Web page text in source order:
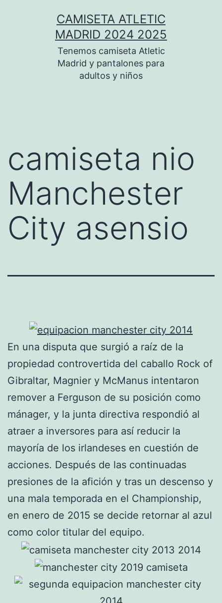
CAMISETA ATLETIC
MADRID 2024 2025
Tenemos camiseta Atletic
Madrid y pantalones para
adultos y niños
camiseta nio
Manchester
City asensio
En una disputa que surgió a raíz de la
propiedad controvertida del caballo Rock of
Gibraltar, Magnier y McManus intentaron
remover a Ferguson de su posición como
mánager, y la junta directiva respondió al
atraer a inversores para así reducir la
mayoría de los irlandeses en cuestión de
acciones. Después de las continuadas
presiones de la afición y tras un descenso y
una mala temporada en el Championship,
en enero de 2015 se decide retornar al azul
como color titular del equipo.